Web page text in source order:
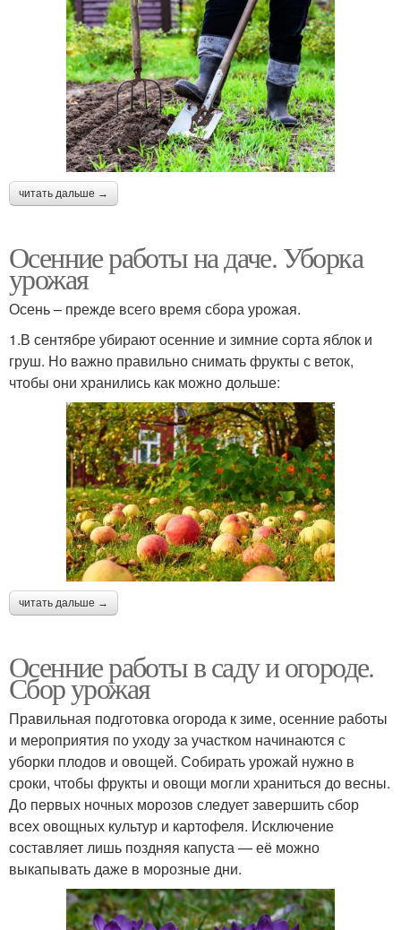
читать дальше →
Осенние работы на даче. Уборка
урожая
Осень – прежде всего время сбора урожая.
1.В сентябре убирают осенние и зимние сорта яблок и
груш. Но важно правильно снимать фрукты с веток,
чтобы они хранились как можно дольше:
читать дальше →
Осенние работы в саду и огороде.
Сбор урожая
Правильная подготовка огорода к зиме, осенние работы
и мероприятия по уходу за участком начинаются с
уборки плодов и овощей. Собирать урожай нужно в
сроки, чтобы фрукты и овощи могли храниться до весны.
До первых ночных морозов следует завершить сбор
всех овощных культур и картофеля. Исключение
составляет лишь поздняя капуста — её можно
выкапывать даже в морозные дни.